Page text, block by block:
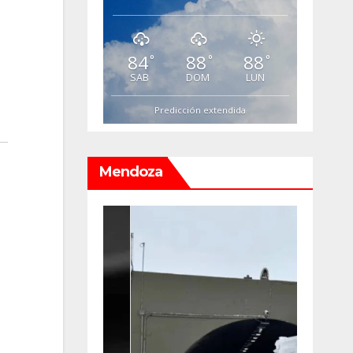
84°
SAB
88 °
DOM
88 °
LUN
Predicción extendida
Mendoza